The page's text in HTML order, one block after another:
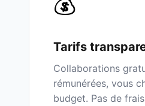
Tarifs
Collaborations
rémunérées, vous
budget. Pas de